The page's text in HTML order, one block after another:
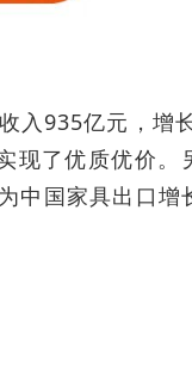
入935亿元，增
现了优质优价。
中国家具出口增